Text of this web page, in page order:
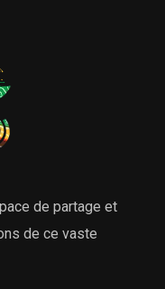
de partage et
de ce vaste